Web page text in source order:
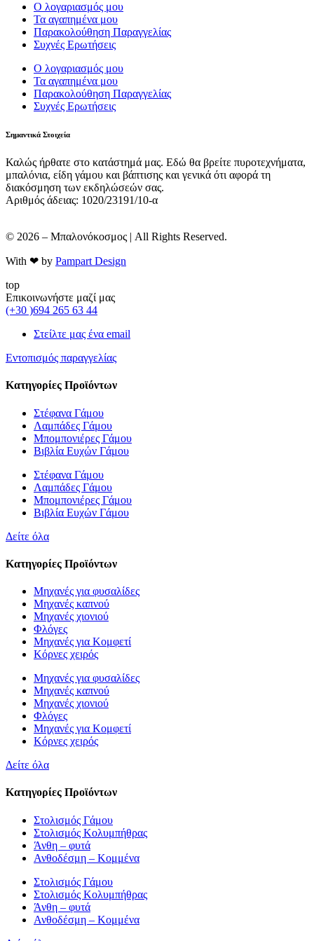
Ο λογαριασμός μου
Τα αγαπημένα μου
Παρακολούθηση Παραγγελίας
Συχνές Ερωτήσεις
Ο λογαριασμός μου
Τα αγαπημένα μου
Παρακολούθηση Παραγγελίας
Συχνές Ερωτήσεις
Σημαντικά Στοιχεία
Καλώς ήρθατε στο κατάστημά μας. Εδώ θα βρείτε πυροτεχνήματα,
μπαλόνια, είδη γάμου και βάπτισης και γενικά ότι αφορά τη
διακόσμηση των εκδηλώσεών σας.
Αριθμός άδειας: 1020/23191/10-α
© 2026 – Μπαλονόκοσμος | All Rights Reserved.
With ❤ by Pampart Design
top
Επικοινωνήστε μαζί μας
(+30 )694 265 63 44
Στείλτε μας ένα email
Εντοπισμός παραγγελίας
Κατηγορίες Προϊόντων
Στέφανα Γάμου
Λαμπάδες Γάμου
Μπομπονιέρες Γάμου
Βιβλία Ευχών Γάμου
Στέφανα Γάμου
Λαμπάδες Γάμου
Μπομπονιέρες Γάμου
Βιβλία Ευχών Γάμου
Δείτε όλα
Κατηγορίες Προϊόντων
Μηχανές για φυσαλίδες
Μηχανές καπνού
Μηχανές χιονιού
Φλόγες
Μηχανές για Κομφετί
Κόρνες χειρός
Μηχανές για φυσαλίδες
Μηχανές καπνού
Μηχανές χιονιού
Φλόγες
Μηχανές για Κομφετί
Κόρνες χειρός
Δείτε όλα
Κατηγορίες Προϊόντων
Στολισμός Γάμου
Στολισμός Κολυμπήθρας
Άνθη – φυτά
Ανθοδέσμη – Κομμένα
Στολισμός Γάμου
Στολισμός Κολυμπήθρας
Άνθη – φυτά
Ανθοδέσμη – Κομμένα